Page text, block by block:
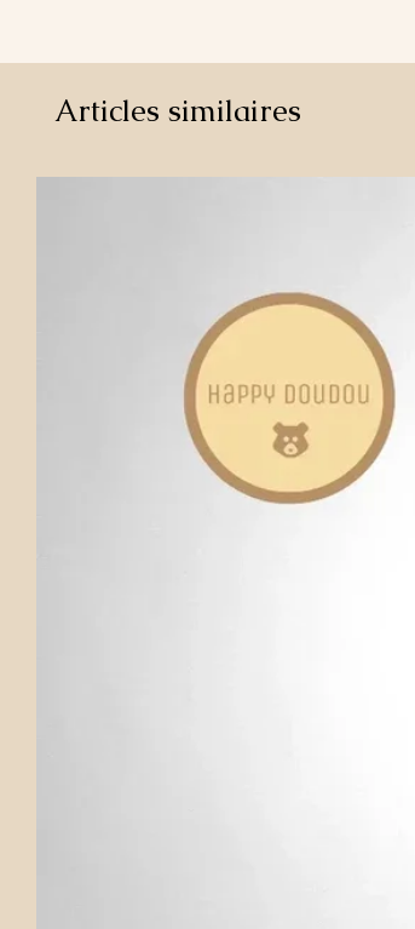
Articles similaires